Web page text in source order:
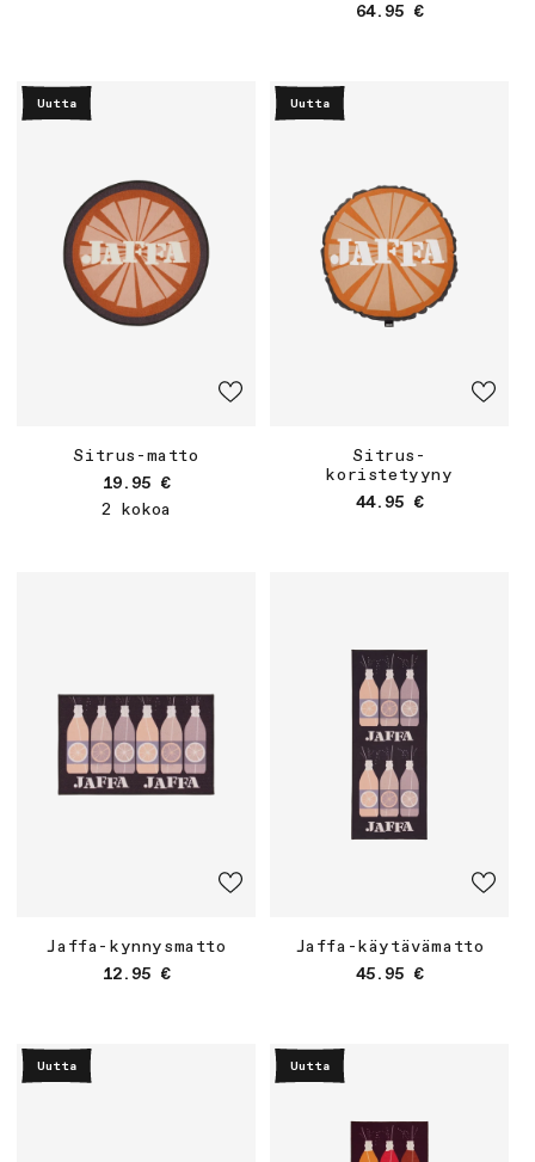
Normaalihinta
64.95 €
Sitrus-matto
Normaalihinta
19.95 €
2 kokoa
Uutta
Sitrus-
koristetyyny
Normaalihinta
44.95 €
Uutta
Jaffa-kynnysmatto
Normaalihinta
12.95 €
Jaffa-käytävämatto
Normaalihinta
45.95 €
Uutta Uutta